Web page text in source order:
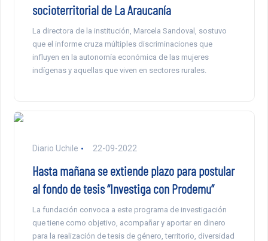
socioterritorial de La Araucanía
La directora de la institución, Marcela Sandoval, sostuvo
que el informe cruza múltiples discriminaciones que
influyen en la autonomía económica de las mujeres
indígenas y aquellas que viven en sectores rurales.
Diario Uchile 22-09-2022
Hasta mañana se extiende plazo para postular
al fondo de tesis “Investiga con Prodemu”
La fundación convoca a este programa de investigación
que tiene como objetivo, acompañar y aportar en dinero
para la realización de tesis de género, territorio, diversidad